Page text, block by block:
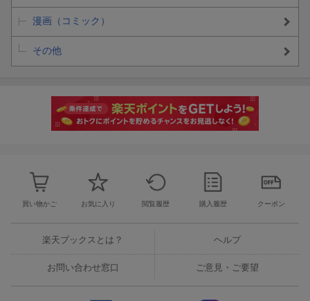
漫画（コミック）
その他
買い物かご お気に入り 閲覧履歴 購入履歴 クーポン
楽天ブックスとは？ ヘルプ
お問い合わせ窓口 ご意見・ご要望